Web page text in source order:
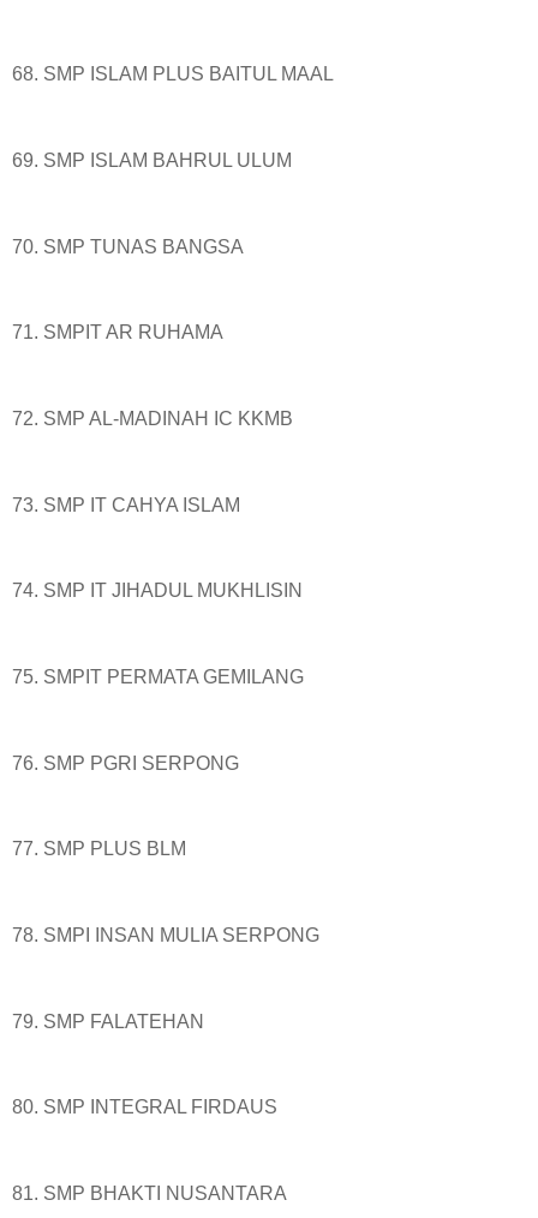
68. SMP ISLAM PLUS BAITUL MAAL
69. SMP ISLAM BAHRUL ULUM
70. SMP TUNAS BANGSA
71. SMPIT AR RUHAMA
72. SMP AL-MADINAH IC KKMB
73. SMP IT CAHYA ISLAM
74. SMP IT JIHADUL MUKHLISIN
75. SMPIT PERMATA GEMILANG
76. SMP PGRI SERPONG
77. SMP PLUS BLM
78. SMPI INSAN MULIA SERPONG
79. SMP FALATEHAN
80. SMP INTEGRAL FIRDAUS
81. SMP BHAKTI NUSANTARA